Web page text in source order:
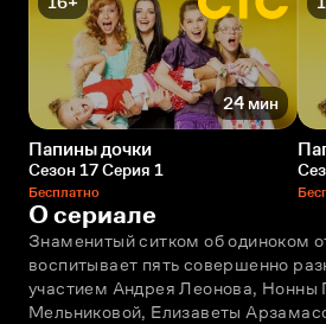
24 мин
Папины дочки
Сезон 17 Серия 1
Бесплатно
О сериале
Знаменитый ситком об одиноком
воспитывает пять совершенно
участием Андрея Леонова, Нонны
Мельниковой, Елизаветы